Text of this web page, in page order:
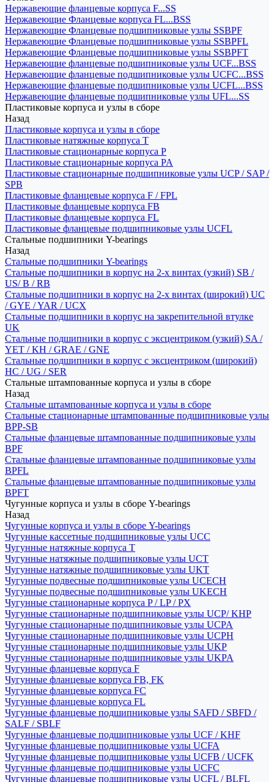
Нержавеющие фланцевые корпуса F...SS
Нержавеющие Фланцевые корпуса FL...BSS
Нержавеющие Фланцевые подшипниковые узлы SSBPF
Нержавеющие Фланцевые подшипниковые узлы SSBPFL
Нержавеющие Фланцевые подшипниковые узлы SSBPFT
Нержавеющие фланцевые подшипниковые узлы UCF...BSS
Нержавеющие фланцевые подшипниковые узлы UCFC...BSS
Нержавеющие фланцевые подшипниковые узлы UCFL...BSS
Нержавеющие фланцевые подшипниковые узлы UFL...SS
Пластиковые корпуса и узлы в сборе
Назад
Пластиковые корпуса и узлы в сборе
Пластиковые натяжные корпуса T
Пластиковые стационарные корпуса P
Пластиковые стационарные корпуса PA
Пластиковые стационарные подшипниковые узлы UCP / SAP /
SPB
Пластиковые фланцевые корпуса F / FPL
Пластиковые фланцевые корпуса FB
Пластиковые фланцевые корпуса FL
Пластиковые фланцевые подшипниковые узлы UCFL
Стальные подшипники Y-bearings
Назад
Стальные подшипники Y-bearings
Стальные подшипники в корпус на 2-х винтах (узкий) SB /
US/ B / RB
Стальные подшипники в корпус на 2-х винтах (широкий) UC
/ GYE / YAR / UCX
Стальные подшипники в корпус на закрепительной втулке
UK
Стальные подшипники в корпус с эксцентриком (узкий) SA /
YET / KH / GRAE / GNE
Стальные подшипники в корпус с эксцентриком (широкий)
HC / UG / SER
Стальные штампованные корпуса и узлы в сборе
Назад
Стальные штампованные корпуса и узлы в сборе
Стальные стационарные штампованные подшипниковые узлы
BPP-SB
Стальные фланцевые штампованные подшипниковые узлы
BPF
Стальные фланцевые штампованные подшипниковые узлы
BPFL
Стальные фланцевые штампованные подшипниковые узлы
BPFT
Чугунные корпуса и узлы в сборе Y-bearings
Назад
Чугунные корпуса и узлы в сборе Y-bearings
Чугунные кассетные подшипниковые узлы UCC
Чугунные натяжные корпуса T
Чугунные натяжные подшипниковые узлы UCT
Чугунные натяжные подшипниковые узлы UKT
Чугунные подвесные подшипниковые узлы UCECH
Чугунные подвесные подшипниковые узлы UKECH
Чугунные стационарные корпуса P / LP / PX
Чугунные стационарные подшипниковые узлы UCP/ KHP
Чугунные стационарные подшипниковые узлы UCPA
Чугунные стационарные подшипниковые узлы UCPH
Чугунные стационарные подшипниковые узлы UKP
Чугунные стационарные подшипниковые узлы UKPA
Чугунные фланцевые корпуса F
Чугунные фланцевые корпуса FB, FK
Чугунные фланцевые корпуса FC
Чугунные фланцевые корпуса FL
Чугунные фланцевые подшипниковые узлы SAFD / SBFD /
SALF / SBLF
Чугунные фланцевые подшипниковые узлы UCF / KHF
Чугунные фланцевые подшипниковые узлы UCFA
Чугунные фланцевые подшипниковые узлы UCFB / UCFK
Чугунные фланцевые подшипниковые узлы UCFC
Чугунные фланцевые подшипниковые узлы UCFL / BLFL